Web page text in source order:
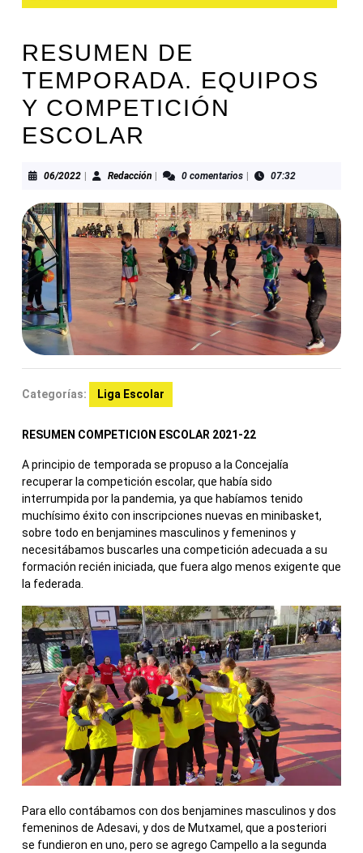
RESUMEN DE
TEMPORADA. EQUIPOS
Y COMPETICIÓN
ESCOLAR
06/202206/2022RedacciónRedacción0 comentarios 07:32
Categorías: Liga Escolar
RESUMEN COMPETICION ESCOLAR 2021-22
A principio de temporada se propuso a la Concejalía
recuperar la competición escolar, que había sido
interrumpida por la pandemia, ya que habíamos tenido
muchísimo éxito con inscripciones nuevas en minibasket,
sobre todo en benjamines masculinos y femeninos y
necesitábamos buscarles una competición adecuada a su
formación recién iniciada, que fuera algo menos exigente que
la federada.
Para ello contábamos con dos benjamines masculinos y dos
femeninos de Adesavi, y dos de Mutxamel, que a posteriori
se fundieron en uno, pero se agrego Campello a la segunda